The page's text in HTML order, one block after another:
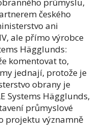
průmyslu,
českého
ani
ale přímo výrobce
Hägglunds:
komentovat to,
jednají, protože je
obrany je
Systems Hägglunds,
průmyslové
projektu významně